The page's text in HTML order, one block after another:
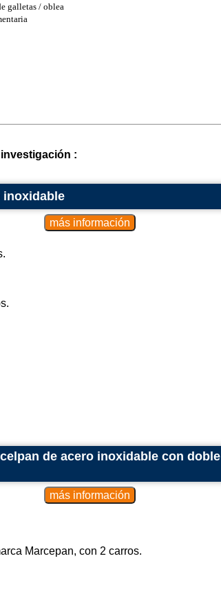
galletas / oblea
:
inoxidable
de acero inoxidable con doble
Marcepan, con 2 carros.